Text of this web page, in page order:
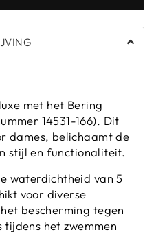
-Niet op voorraad 🔴
met het Bering
14531-166). Dit
dames, belichaamt de
stijl en functionaliteit.
waterdichtheid van 5
voor diverse
bescherming tegen
het zwemmen